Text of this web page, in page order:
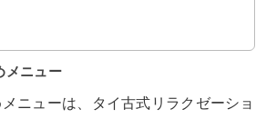
メニュー
ニューは、タイ古式リラクゼーショ